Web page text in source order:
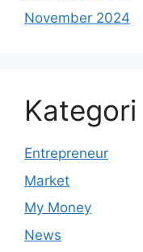
November 2024
Kategori
Entrepreneur
Market
My Money
News